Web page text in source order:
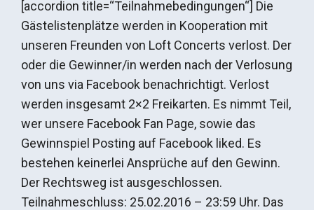
[accordion title=“Teilnahmebedingungen“] Die
Gästelistenplätze werden in Kooperation mit
unseren Freunden von Loft Concerts verlost. Der
oder die Gewinner/in werden nach der Verlosung
von uns via Facebook benachrichtigt. Verlost
werden insgesamt 2×2 Freikarten. Es nimmt Teil,
wer unsere Facebook Fan Page, sowie das
Gewinnspiel Posting auf Facebook liked. Es
bestehen keinerlei Ansprüche auf den Gewinn.
Der Rechtsweg ist ausgeschlossen.
Teilnahmeschluss: 25.02.2016 – 23:59 Uhr. Das